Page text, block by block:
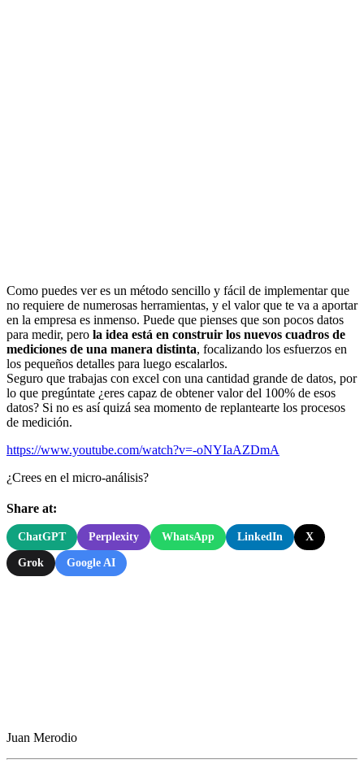
Como puedes ver es un método sencillo y fácil de implementar que
no requiere de numerosas herramientas, y el valor que te va a aportar
en la empresa es inmenso. Puede que pienses que son pocos datos
para medir, pero la idea está en construir los nuevos cuadros de
mediciones de una manera distinta, focalizando los esfuerzos en
los pequeños detalles para luego escalarlos.
Seguro que trabajas con excel con una cantidad grande de datos, por
lo que pregúntate ¿eres capaz de obtener valor del 100% de esos
datos? Si no es así quizá sea momento de replantearte los procesos
de medición.
https://www.youtube.com/watch?v=-oNYIaAZDmA
¿Crees en el micro-análisis?
Share at:
ChatGPT Perplexity WhatsApp LinkedIn X
Grok Google AI
Juan Merodio